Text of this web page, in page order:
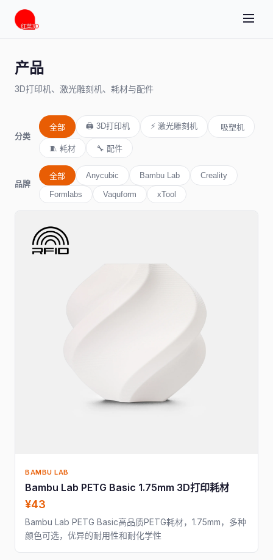
产品
3D打印机、激光雕刻机、耗材与配件
分类
全部 🖨️ 3D打印机 ⚡ 激光雕刻机 ️ 吸塑机
🧵 耗材 🔧 配件
品牌
全部 Anycubic Bambu Lab Creality
Formlabs Vaquform xTool
BAMBU LAB
Bambu Lab PETG Basic 1.75mm 3D打印耗材
¥43
Bambu Lab PETG Basic高品质PETG耗材，1.75mm，多种
颜色可选，优异的耐用性和耐化学性